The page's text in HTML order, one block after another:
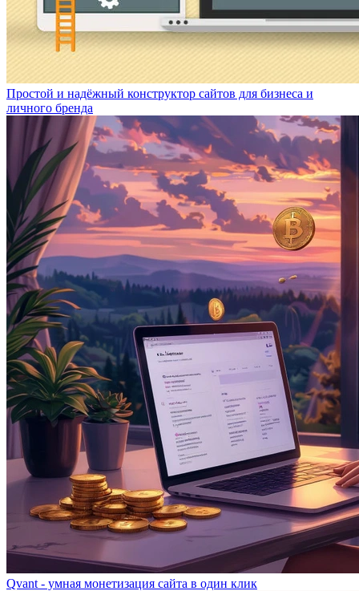
Простой и надёжный конструктор сайтов для бизнеса и
личного бренда
Qvant - умная монетизация сайта в один клик